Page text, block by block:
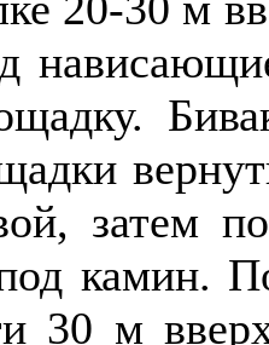
затем
камин.
30 м